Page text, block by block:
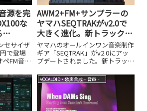
源を完
な
、KQ
生
セサイザ
で登場
ペFM音源
AWM2+FM+サンプラーの
ヤマハSEQTRAKがv2.0で
大きく進化。新トラック機
能とDAW連携を深掘りする
ヤマハのオールインワン音楽制作
ギア「SEQTRAK」がv2.0にアッ
プデートされました。新トラック
を詳しく解説します。
VOCALOID・歌声合成・音声合成